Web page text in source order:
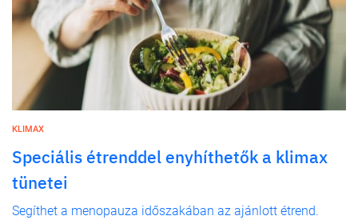
KLIMAX
Speciális étrenddel enyhíthetők a klimax
tünetei
Segíthet a menopauza időszakában az ajánlott étrend.